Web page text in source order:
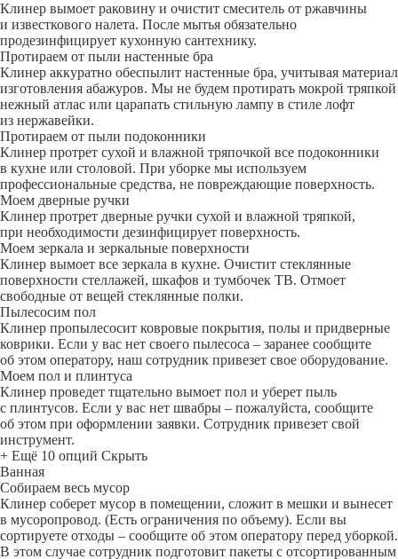
Клинер вымоет раковину и очистит смеситель от ржавчины
и известкового налета. После мытья обязательно
продезинфицирует кухонную сантехнику.
Протираем от пыли настенные бра
Клинер аккуратно обеспылит настенные бра, учитывая материал
изготовления абажуров. Мы не будем протирать мокрой тряпкой
нежный атлас или царапать стильную лампу в стиле лофт
из нержавейки.
Протираем от пыли подоконники
Клинер протрет сухой и влажной тряпочкой все подоконники
в кухне или столовой. При уборке мы используем
профессиональные средства, не повреждающие поверхность.
Моем дверные ручки
Клинер протрет дверные ручки сухой и влажной тряпкой,
при необходимости дезинфицирует поверхность.
Моем зеркала и зеркальные поверхности
Клинер вымоет все зеркала в кухне. Очистит стеклянные
поверхности стеллажей, шкафов и тумбочек ТВ. Отмоет
свободные от вещей стеклянные полки.
Пылесосим пол
Клинер пропылесосит ковровые покрытия, полы и придверные
коврики. Если у вас нет своего пылесоса – заранее сообщите
об этом оператору, наш сотрудник привезет свое оборудование.
Моем пол и плинтуса
Клинер проведет тщательно вымоет пол и уберет пыль
с плинтусов. Если у вас нет швабры – пожалуйста, сообщите
об этом при оформлении заявки. Сотрудник привезет свой
инструмент.
+ Ещё 10 опций Скрыть
Ванная
Собираем весь мусор
Клинер соберет мусор в помещении, сложит в мешки и вынесет
в мусоропровод. (Есть ограничения по объему). Если вы
сортируете отходы – сообщите об этом оператору перед уборкой.
В этом случае сотрудник подготовит пакеты с отсортированным